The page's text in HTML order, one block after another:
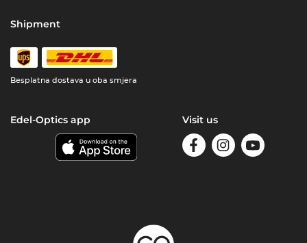
Shipment
Besplatna dostava u oba smjera
Edel-Optics app Visit us